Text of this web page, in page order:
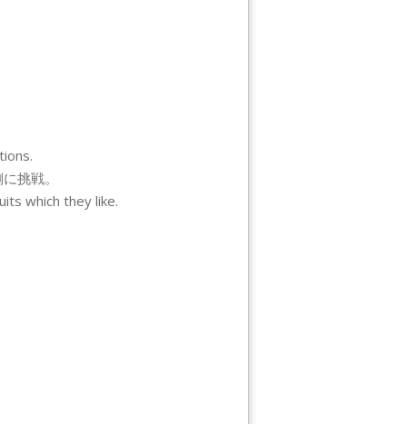
挑戦。
which they like.